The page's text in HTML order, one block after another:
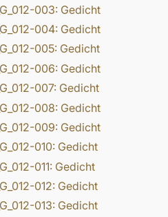
003: Gedicht
004: Gedicht
005: Gedicht
006: Gedicht
007: Gedicht
008: Gedicht
009: Gedicht
010: Gedicht
011: Gedicht
012: Gedicht
013: Gedicht